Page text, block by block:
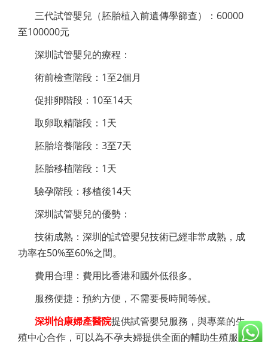
三代試管嬰兒（胚胎植入前遺傳學篩查）：60000
至100000元
深圳試管嬰兒的療程：
術前檢查階段：1至2個月
促排卵階段：10至14天
取卵取精階段：1天
胚胎培養階段：3至7天
胚胎移植階段：1天
驗孕階段：移植後14天
深圳試管嬰兒的優勢：
技術成熟：深圳的試管嬰兒技術已經非常成熟，成
功率在50%至60%之間。
費用合理：費用比香港和國外低很多。
服務便捷：預約方便，不需要長時間等候。
深圳怡康婦產醫院提供試管嬰兒服務，與專業的生
殖中心合作，可以為不孕夫婦提供全面的輔助生殖服